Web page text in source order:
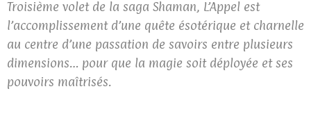
Troisième volet de la saga Shaman, L’Appel est
l’accomplissement d’une quête ésotérique et charnelle
au centre d’une passation de savoirs entre plusieurs
dimensions… pour que la magie soit déployée et ses
pouvoirs maîtrisés.